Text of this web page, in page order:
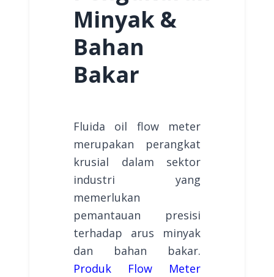
Minyak &
Bahan
Bakar
Fluida oil flow meter
merupakan perangkat
krusial dalam sektor
industri yang
memerlukan
pemantauan presisi
terhadap arus minyak
dan bahan bakar.
Produk Flow Meter